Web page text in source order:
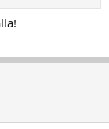
Hittar ingen axel
kass axel.
splinesen är ju